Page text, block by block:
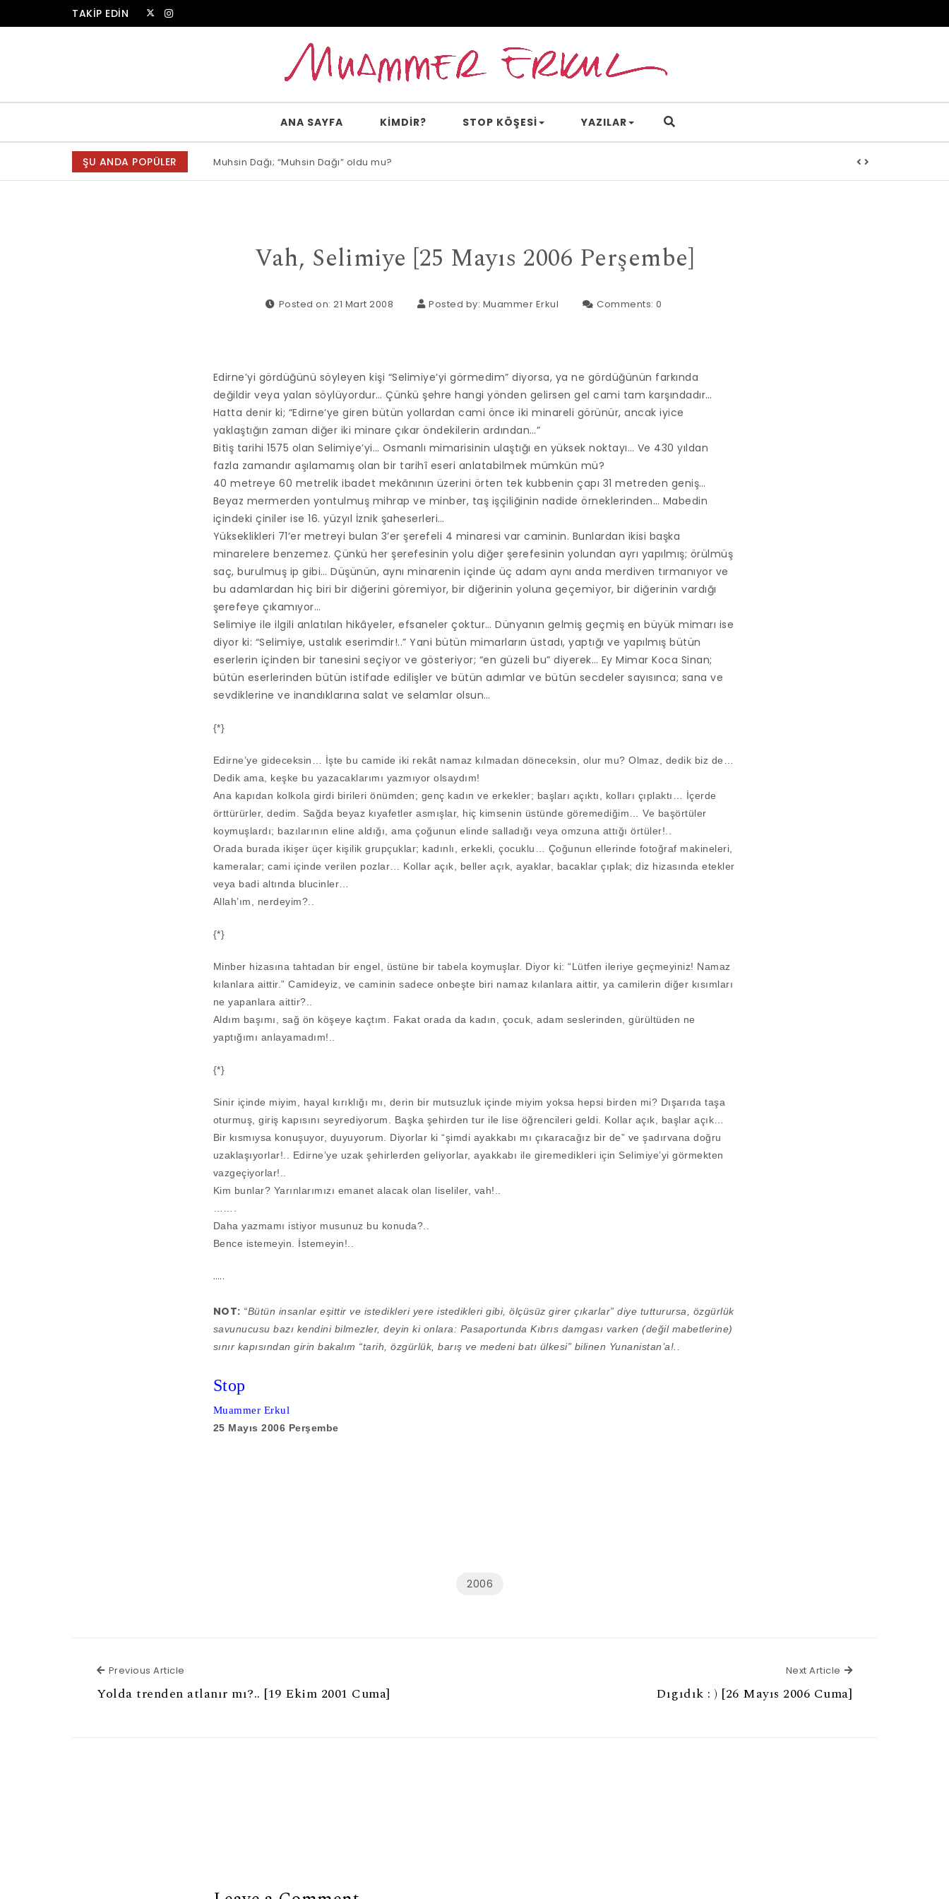
Skip to contentTAKİP EDİN
ANA SAYFA KİMDİR? STOP KÖŞESI YAZILAR
ŞU ANDA POPÜLER Muhsin Dağı; “Muhsin Dağı” oldu mu?
Allah bir, dese sözüne inanır mısın?
Vah, Selimiye [25 Mayıs 2006 Perşembe]
Posted on: 21 Mart 2008 Posted by: Muammer Erkul Comments:0
Edirne’yi gördüğünü söyleyen kişi “Selimiye’yi görmedim” diyorsa, ya ne gördüğünün farkında
değildir veya yalan söylüyordur… Çünkü şehre hangi yönden gelirsen gel cami tam karşındadır…
Hatta denir ki; “Edirne’ye giren bütün yollardan cami önce iki minareli görünür, ancak iyice
yaklaştığın zaman diğer iki minare çıkar öndekilerin ardından…”
Bitiş tarihi 1575 olan Selimiye’yi… Osmanlı mimarisinin ulaştığı en yüksek noktayı… Ve 430 yıldan
fazla zamandır aşılamamış olan bir tarihî eseri anlatabilmek mümkün mü?
40 metreye 60 metrelik ibadet mekânının üzerini örten tek kubbenin çapı 31 metreden geniş…
Beyaz mermerden yontulmuş mihrap ve minber, taş işçiliğinin nadide örneklerinden… Mabedin
içindeki çiniler ise 16. yüzyıl İznik şaheserleri…
Yükseklikleri 71’er metreyi bulan 3’er şerefeli 4 minaresi var caminin. Bunlardan ikisi başka
minarelere benzemez. Çünkü her şerefesinin yolu diğer şerefesinin yolundan ayrı yapılmış; örülmüş
saç, burulmuş ip gibi… Düşünün, aynı minarenin içinde üç adam aynı anda merdiven tırmanıyor ve
bu adamlardan hiç biri bir diğerini göremiyor, bir diğerinin yoluna geçemiyor, bir diğerinin vardığı
şerefeye çıkamıyor…
Selimiye ile ilgili anlatılan hikâyeler, efsaneler çoktur… Dünyanın gelmiş geçmiş en büyük mimarı ise
diyor ki: “Selimiye, ustalık eserimdir!..” Yani bütün mimarların üstadı, yaptığı ve yapılmış bütün
eserlerin içinden bir tanesini seçiyor ve gösteriyor; “en güzeli bu” diyerek… Ey Mimar Koca Sinan;
bütün eserlerinden bütün istifade edilişler ve bütün adımlar ve bütün secdeler sayısınca; sana ve
sevdiklerine ve inandıklarına salat ve selamlar olsun…
{*}
Edirne’ye gideceksin… İşte bu camide iki rekât namaz kılmadan döneceksin, olur mu? Olmaz, dedik biz de…
Dedik ama, keşke bu yazacaklarımı yazmıyor olsaydım!
Ana kapıdan kolkola girdi birileri önümden; genç kadın ve erkekler; başları açıktı, kolları çıplaktı… İçerde
örttürürler, dedim. Sağda beyaz kıyafetler asmışlar, hiç kimsenin üstünde göremediğim… Ve başörtüler
koymuşlardı; bazılarının eline aldığı, ama çoğunun elinde salladığı veya omzuna attığı örtüler!..
Orada burada ikişer üçer kişilik grupçuklar; kadınlı, erkekli, çocuklu… Çoğunun ellerinde fotoğraf makineleri,
kameralar; cami içinde verilen pozlar… Kollar açık, beller açık, ayaklar, bacaklar çıplak; diz hizasında etekler
veya badi altında blucinler…
Allah’ım, nerdeyim?..
{*}
Minber hizasına tahtadan bir engel, üstüne bir tabela koymuşlar. Diyor ki: “Lütfen ileriye geçmeyiniz! Namaz
kılanlara aittir.” Camideyiz, ve caminin sadece onbeşte biri namaz kılanlara aittir, ya camilerin diğer kısımları
ne yapanlara aittir?..
Aldım başımı, sağ ön köşeye kaçtım. Fakat orada da kadın, çocuk, adam seslerinden, gürültüden ne
yaptığımı anlayamadım!..
{*}
Sinir içinde miyim, hayal kırıklığı mı, derin bir mutsuzluk içinde miyim yoksa hepsi birden mi? Dışarıda taşa
oturmuş, giriş kapısını seyrediyorum. Başka şehirden tur ile lise öğrencileri geldi. Kollar açık, başlar açık…
Bir kısmıysa konuşuyor, duyuyorum. Diyorlar ki “şimdi ayakkabı mı çıkaracağız bir de” ve şadırvana doğru
uzaklaşıyorlar!.. Edirne’ye uzak şehirlerden geliyorlar, ayakkabı ile giremedikleri için Selimiye’yi görmekten
vazgeçiyorlar!..
Kim bunlar? Yarınlarımızı emanet alacak olan liseliler, vah!..
Daha yazmamı istiyor musunuz bu konuda?..
Bence istemeyin. İstemeyin!..
…..
NOT: “Bütün insanlar eşittir ve istedikleri yere istedikleri gibi, ölçüsüz girer çıkarlar” diye tutturursa, özgürlük
savunucusu bazı kendini bilmezler, deyin ki onlara: Pasaportunda Kıbrıs damgası varken (değil mabetlerine)
sınır kapısından girin bakalım “tarih, özgürlük, barış ve medeni batı ülkesi” bilinen Yunanistan’a!..
Stop
Muammer Erkul
25 Mayıs 2006 Perşembe
2006
Previous Article
Yolda trenden atlanır mı?.. [19 Ekim 2001 Cuma]
Next Article Next Article
Dıgıdık : ) [26 Mayıs 2006 Cuma]